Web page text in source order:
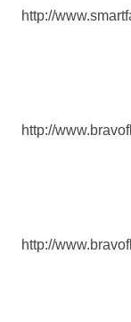
http://
http://
http://